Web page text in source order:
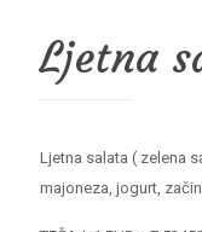
Ljetna
Ljetna salata ( zelena
majoneza, jogurt,